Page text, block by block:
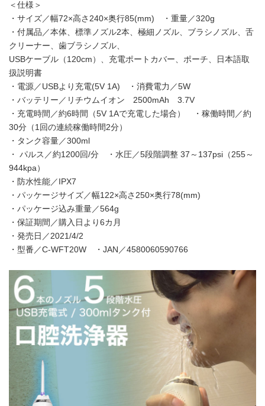
＜仕様＞
・サイズ／幅72×高さ240×奥行85(mm) ・重量／320g
・付属品／本体、標準ノズル2本、極細ノズル、ブラシノズル、舌
クリーナー、歯ブラシノズル、
USBケーブル（120cm）、充電ポートカバー、ポーチ、日本語取
扱説明書
・電源／USBより充電(5V 1A) ・消費電力／5W
・バッテリー／リチウムイオン 2500mAh 3.7V
・充電時間／約6時間（5V 1Aで充電した場合） ・稼働時間／約
30分（1回の連続稼働時間2分）
・タンク容量／300ml
・ パルス／約1200回/分 ・水圧／5段階調整 37～137psi（255～
944kpa）
・防水性能／IPX7
・パッケージサイズ／幅122×高さ250×奥行78(mm)
・パッケージ込み重量／564g
・保証期間／購入日より6カ月
・発売日／2021/4/2
・型番／C-WFT20W ・JAN／4580060590766